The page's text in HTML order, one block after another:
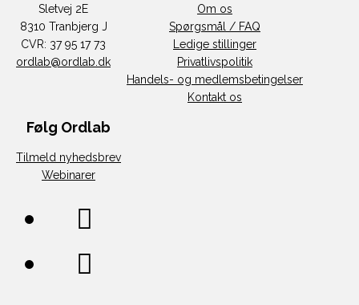
Sletvej 2E
8310 Tranbjerg J
CVR: 37 95 17 73
ordlab@ordlab.dk
Om os
Spørgsmål / FAQ
Ledige stillinger
Privatlivspolitik
Handels- og medlemsbetingelser
Kontakt os
Følg Ordlab
Tilmeld nyhedsbrev
Webinarer